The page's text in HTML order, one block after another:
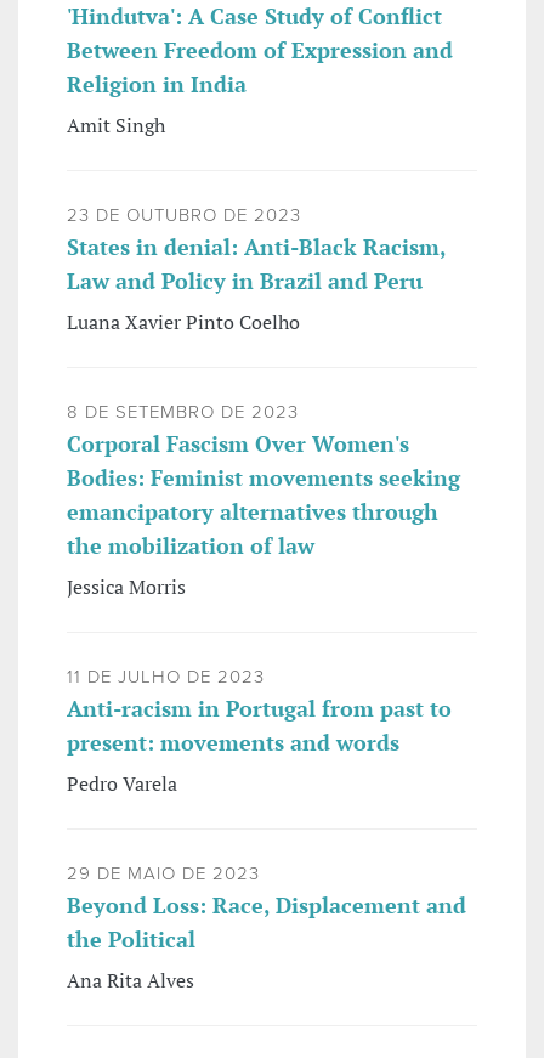
'Hindutva': A Case Study of Conflict
Between Freedom of Expression and
Religion in India
Amit Singh
23 DE OUTUBRO DE 2023
States in denial: Anti-Black Racism,
Law and Policy in Brazil and Peru
Luana Xavier Pinto Coelho
8 DE SETEMBRO DE 2023
Corporal Fascism Over Women's
Bodies: Feminist movements seeking
emancipatory alternatives through
the mobilization of law
Jessica Morris
11 DE JULHO DE 2023
Anti-racism in Portugal from past to
present: movements and words
Pedro Varela
29 DE MAIO DE 2023
Beyond Loss: Race, Displacement and
the Political
Ana Rita Alves